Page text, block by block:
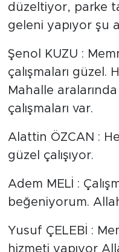
düzeltiyor, parke
geleni yapıyor şu
Şenol KUZU :
çalışmaları güzel.
Mahalle
çalışmaları var.
Alattin ÖZCAN :
güzel çalışıyor.
Adem MELİ :
beğeniyorum.
Yusuf ÇELEBİ :
hizmeti yapıyor